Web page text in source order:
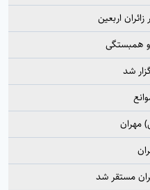
اربعین
و همبستگی
شد
مهران
مستقر شد